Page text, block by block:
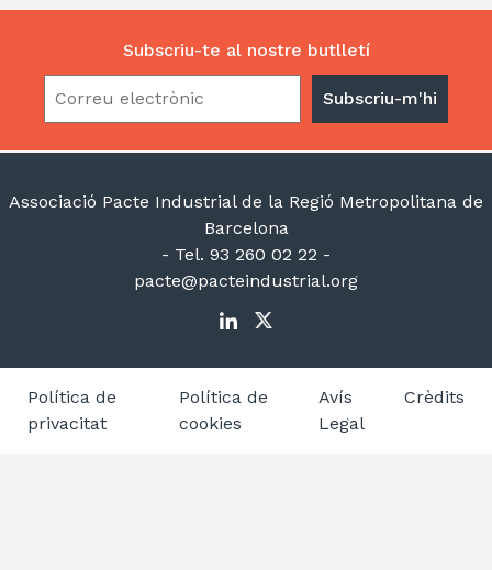
Subscriu-te al nostre butlletí
Associació Pacte Industrial de la Regió Metropolitana de
Barcelona
- Tel. 93 260 02 22 -
pacte@pacteindustrial.org
Política de
privacitat
Política de
cookies
Avís
Legal
Crèdits